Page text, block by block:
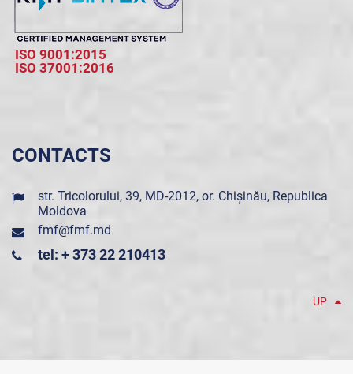
ISO 9001:2015
ISO 37001:2016
CONTACTS
str. Tricolorului, 39, MD-2012, or. Chișinău, Republica
Moldova
fmf@fmf.md
tel: + 373 22 210413
UP